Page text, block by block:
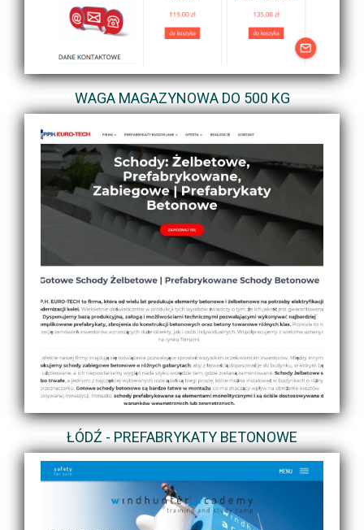
WAGA MAGAZYNOWA DO 500 KG
ŁÓDŹ - PREFABRYKATY BETONOWE